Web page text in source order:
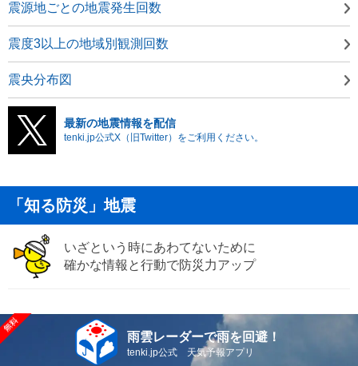
震源地ごとの地震発生回数
震度3以上の地域別観測回数
震央分布図
最新の地震情報を配信
tenki.jp公式X（旧Twitter）をご利用ください。
「知る防災」地震
いざという時にあわてないために
確かな情報と行動で防災力アップ
雨雲レーダーで雨を回避！
tenki.jp公式 天気予報アプリ